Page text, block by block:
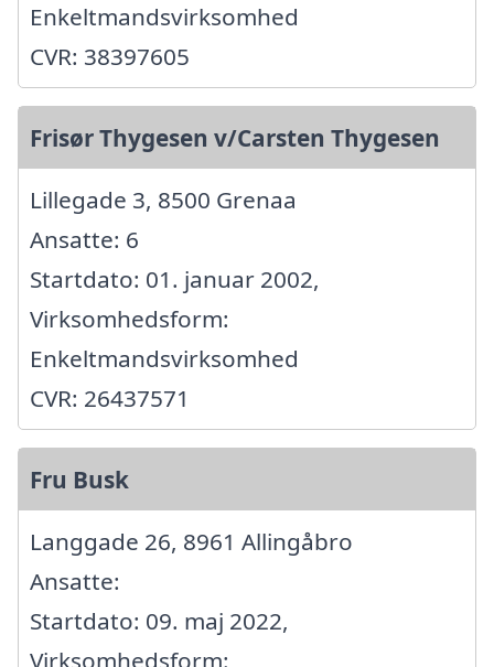
Enkeltmandsvirksomhed
CVR: 38397605
Frisør Thygesen v/Carsten Thygesen
Lillegade 3, 8500 Grenaa
Ansatte: 6
Startdato: 01. januar 2002,
Virksomhedsform:
Enkeltmandsvirksomhed
CVR: 26437571
Fru Busk
Langgade 26, 8961 Allingåbro
Ansatte:
Startdato: 09. maj 2022,
Virksomhedsform: